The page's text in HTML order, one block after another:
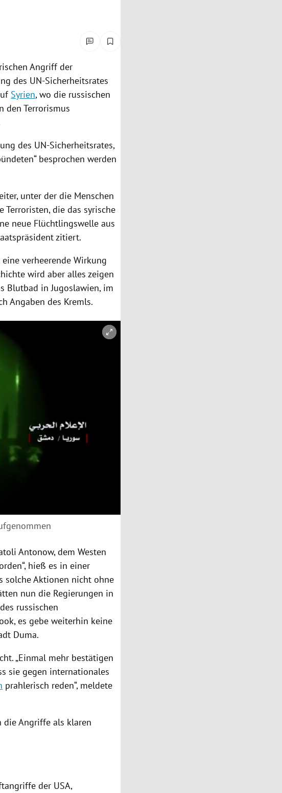
Angriffder
des UN-Sicherheitsrates
Syrien, wo die russischen
denTerrorismus
des UN-Sicherheitsrates,
besprochen werden
unter der die Menschen
die das syrische
neue Flüchtlingswelle aus
zitiert.
eine verheerende Wirkung
wird aber alles zeigen
Blutbad inJugoslawien, im
Angaben des Kremls.
Antonow, dem Westen
hieß es in einer
solche Aktionen nicht ohne
nun die Regierungen in
russischen
, es gebe weiterhin keine
Duma.
„Einmal mehr bestätigen
sie gegen internationales
prahlerisch reden“, meldete
dieAngriffe als klaren
der USA,